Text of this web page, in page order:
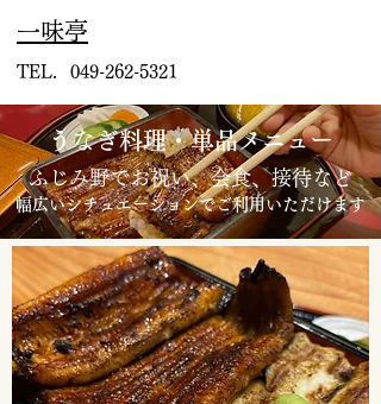
​一味亭
TEL. 049-262-5321
​うなぎ料理・単品メニュー
ふじみ野で​お祝い、会食、接待など
幅広いシチュエーションでご利用いただけます